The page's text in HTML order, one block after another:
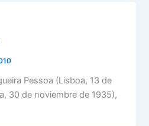
Pessoa (Lisboa, 13 de
30 de noviembre de 1935),